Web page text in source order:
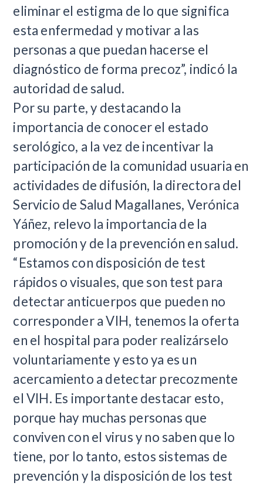
eliminar el estigma de lo que significa
esta enfermedad y motivar a las
personas a que puedan hacerse el
diagnóstico de forma precoz”, indicó la
autoridad de salud.
Por su parte, y destacando la
importancia de conocer el estado
serológico, a la vez de incentivar la
participación de la comunidad usuaria en
actividades de difusión, la directora del
Servicio de Salud Magallanes, Verónica
Yáñez, relevo la importancia de la
promoción y de la prevención en salud.
“Estamos con disposición de test
rápidos o visuales, que son test para
detectar anticuerpos que pueden no
corresponder a VIH, tenemos la oferta
en el hospital para poder realizárselo
voluntariamente y esto ya es un
acercamiento a detectar precozmente
el VIH. Es importante destacar esto,
porque hay muchas personas que
conviven con el virus y no saben que lo
tiene, por lo tanto, estos sistemas de
prevención y la disposición de los test